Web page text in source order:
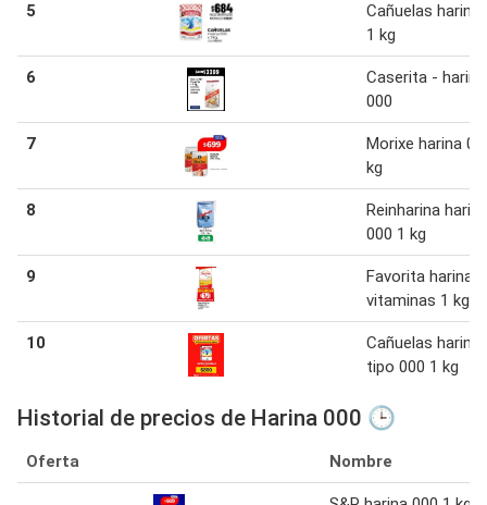
5
Cañuelas harina
1 kg
6
Caserita - harina
000
7
Morixe harina
kg
8
Reinharina harina
000 1 kg
9
Favorita harina
vitaminas 1 kg
10
Cañuelas harina
tipo 000 1 kg
Historial de precios de Harina 000 🕒
Oferta Nombre